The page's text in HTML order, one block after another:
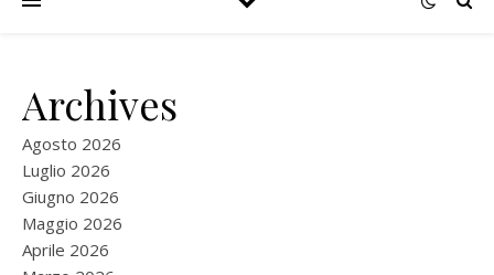
Archives
Agosto 2026
Luglio 2026
Giugno 2026
Maggio 2026
Aprile 2026